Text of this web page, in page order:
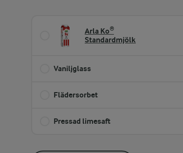
Arla Ko®
Standardmjölk
Vaniljglass
Flädersorbet
Pressad limesaft